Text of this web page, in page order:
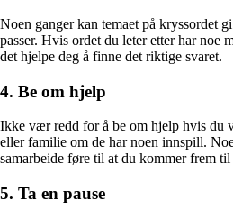
Noen ganger kan temaet på kryssordet
passer. Hvis ordet du leter etter har noe
det hjelpe deg å finne det riktige svaret.
4. Be om hjelp
Ikke vær redd for å be om hjelp hvis du
eller familie om de har noen innspill.
samarbeide føre til at du kommer frem til
5. Ta en pause